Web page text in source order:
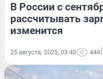
В России с
рассчитывать
изменится
25 августа, 2025, 03:40 444